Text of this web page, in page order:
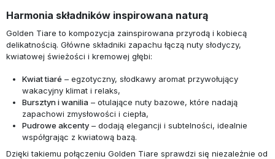
Harmonia składników inspirowana naturą
Golden Tiare to kompozycja zainspirowana przyrodą i kobiecą
delikatnością. Główne składniki zapachu łączą nuty słodyczy,
kwiatowej świeżości i kremowej głębi:
Kwiat tiaré – egzotyczny, słodkawy aromat przywołujący
wakacyjny klimat i relaks,
Bursztyn i wanilia– otulające nuty bazowe, które nadają
zapachowi zmysłowości i ciepła,
Pudrowe akcenty– dodają elegancji i subtelności, idealnie
współgrając z kwiatową bazą.
Dzięki takiemu połączeniu Golden Tiare sprawdzi się niezależnie od